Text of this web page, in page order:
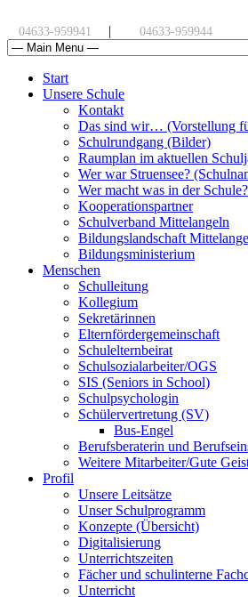
04633-959941 | 04633-959944
Start
Unsere Schule
Kontakt
Das sind wir… (Vorstellung
Schulrundgang (Bilder)
Raumplan im aktuellen
Wer war Struensee?
Wer macht was in der
Kooperationspartner
Schulverband Mittelangeln
Bildungslandschaft
Bildungsministerium
Menschen
Schulleitung
Kollegium
Sekretärinnen
Elternfördergemeinschaft
Schulelternbeirat
Schulsozialarbeiter/OGS
SIS (Seniors in School)
Schulpsychologin
Schülervertretung (SV)
Bus-Engel
Berufsberaterin und
Weitere Mitarbeiter/Gute
Profil
Unsere Leitsätze
Unser Schulprogramm
Konzepte (Übersicht)
Digitalisierung
Unterrichtszeiten
Fächer und schulinterne
Unterricht